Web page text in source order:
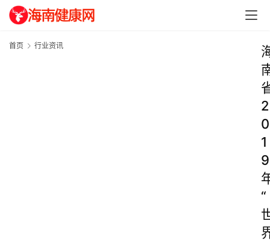
首页 行业资讯
2
0
1
9
“